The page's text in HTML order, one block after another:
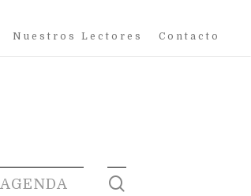
Nuestros Lectores Contacto
AGENDA